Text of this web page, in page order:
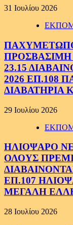
31 Ιουλίου 2026
ΠΡΟΣΒΑΣΙΜΗ
23.15
2026 ΕΠ.108
ΔΙΑΒΑΤΗΡΙΑ
29 Ιουλίου 2026
ΗΛΙΟΨΑΡΟ
ΟΛΟΥΣ
ΕΠ.107
ΜΕΓΑΛΗ
28 Ιουλίου 2026